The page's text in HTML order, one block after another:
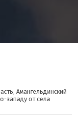
Амангельдинский
западу от села